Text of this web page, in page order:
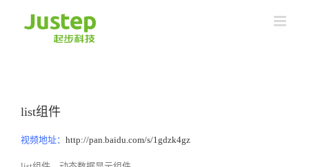
list组件
视频地址： http://pan.baidu.com/s/1gdzk4gz